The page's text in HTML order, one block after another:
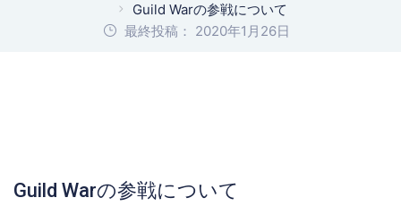
Guild Warの参戦について
最終投稿： 2020年1月26日
Guild Warの参戦について